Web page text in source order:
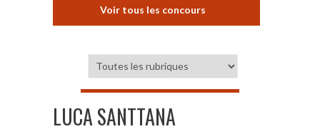
Voir tous les concours
LUCA SANTTANA